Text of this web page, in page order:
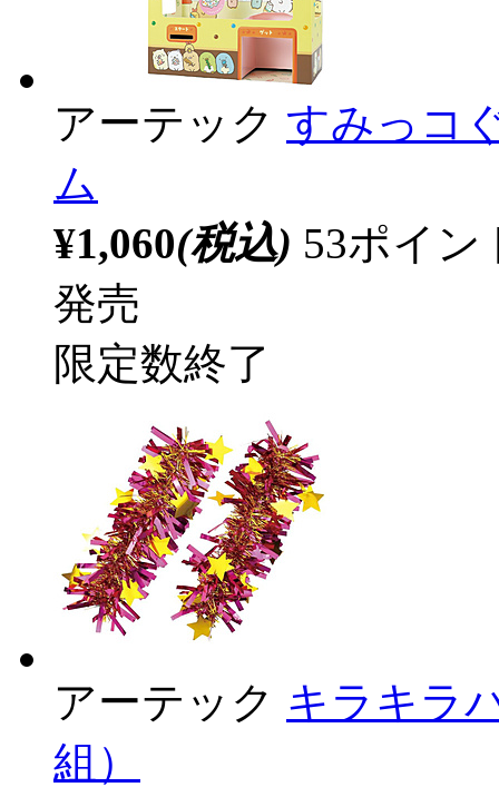
アーテック すみっコ
ム
¥1,060(税込) 53ポイ
発売
限定数終了
アーテック キラキラ
組）